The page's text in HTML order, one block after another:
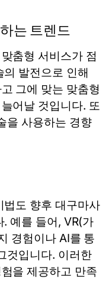
는 트렌드
춤형 서비스가 점
발전으로 인해
그에 맞는 맞춤형
어날 것입니다. 또
을 사용하는 경향
법도 향후 대구마사
예를 들어, VR(가
경험이나 AI를 통
것입니다. 이러한
을 제공하고 만족